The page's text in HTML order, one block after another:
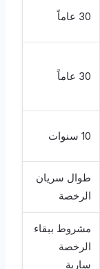
30 عاماً
30 عاماً
10 سنوات
طوال سريان
الرخصة
مشروط ببقاء
الرخصة
سارية